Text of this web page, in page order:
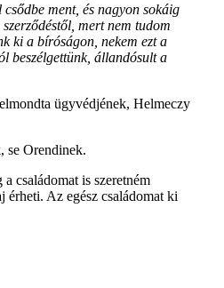
ment, és nagyon sokáig
mert nem tudom
ki a bíróságon, nekem ezt a
beszélgettünk, állandósult a
ügyvédjének, Helmeczy
se Orendinek.
családomat is szeretném
érheti. Az egész családomat ki